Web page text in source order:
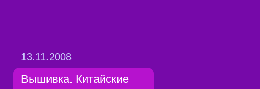
13.11.2008
Вышивка. Китайские